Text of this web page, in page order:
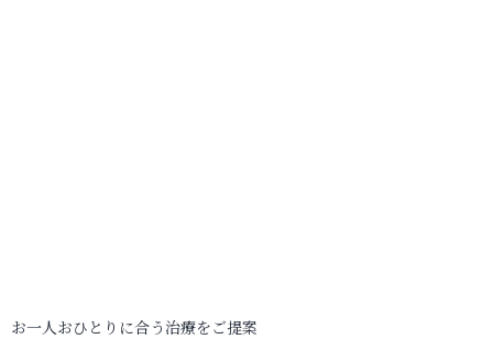
お一人おひとりに合う治療をご提案